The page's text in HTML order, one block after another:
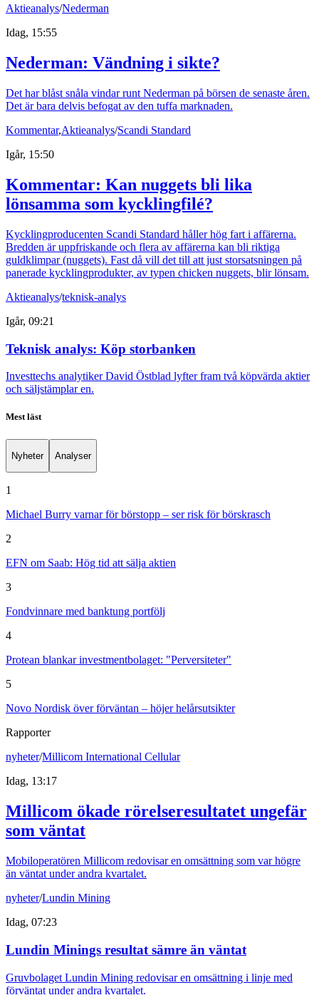
Aktieanalys/Nederman
Idag, 15:55
Nederman: Vändning i sikte?
Det har blåst snåla vindar runt Nederman på börsen de senaste åren.
Det är bara delvis befogat av den tuffa marknaden.
Kommentar,Aktieanalys/Scandi Standard
Igår, 15:50
Kommentar: Kan nuggets bli lika
lönsamma som kycklingfilé?
Kycklingproducenten Scandi Standard håller hög fart i affärerna.
Bredden är uppfriskande och flera av affärerna kan bli riktiga
guldklimpar (nuggets). Fast då vill det till att just storsatsningen på
panerade kycklingprodukter, av typen chicken nuggets, blir lönsam.
Aktieanalys/teknisk-analys
Igår, 09:21
Teknisk analys: Köp storbanken
Investtechs analytiker David Östblad lyfter fram två köpvärda aktier
och säljstämplar en.
Mest läst
Nyheter Analyser
1
Michael Burry varnar för börstopp – ser risk för börskrasch
2
EFN om Saab: Hög tid att sälja aktien
3
Fondvinnare med banktung portfölj
4
Protean blankar investmentbolaget: "Perversiteter"
5
Novo Nordisk över förväntan – höjer helårsutsikter
Rapporter
nyheter/Millicom International Cellular
Idag, 13:17
Millicom ökade rörelseresultatet ungefär
som väntat
Mobiloperatören Millicom redovisar en omsättning som var högre
än väntat under andra kvartalet.
nyheter/Lundin Mining
Idag, 07:23
Lundin Minings resultat sämre än väntat
Gruvbolaget Lundin Mining redovisar en omsättning i linje med
förväntat under andra kvartalet.